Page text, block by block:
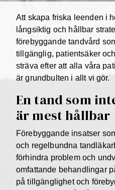
Att skapa friska leenden i
långsiktig och hållbar
förebyggande tandvård
tillgänglig, patientsäker
sträva efter att alla våra
är grundbulten i allt vi gör.
En tand som
är mest hållbar
Förebyggande insatser
och regelbundna
förhindra problem och
omfattande behandlingar
på tillgänglighet och